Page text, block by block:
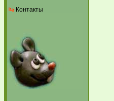
Контакты